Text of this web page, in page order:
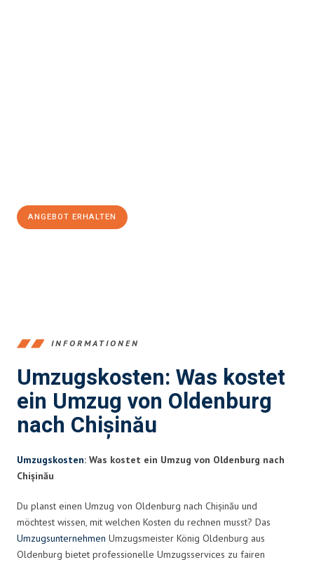
ANGEBOT ERHALTEN
INFORMATIONEN
Umzugskosten: Was kostet
ein Umzug von Oldenburg
nach Chișinău
Umzugskosten: Was kostet ein Umzug von Oldenburg nach
Chișinău
Du planst einen Umzug von Oldenburg nach Chișinău und
möchtest wissen, mit welchen Kosten du rechnen musst? Das
Umzugsunternehmen Umzugsmeister König Oldenburg aus
Oldenburg bietet professionelle Umzugsservices zu fairen